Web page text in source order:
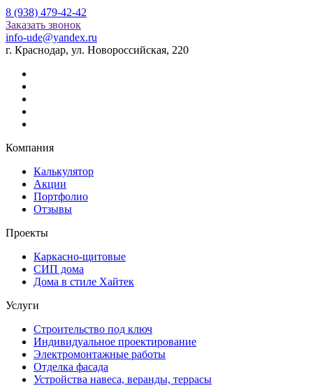
8 (938) 479-42-42
Заказать звонок
info-ude@yandex.ru
г. Краснодар, ул. Новороссийская, 220
Компания
Калькулятор
Акции
Портфолио
Отзывы
Проекты
Каркасно-щитовые
СИП дома
Дома в стиле Хайтек
Услуги
Строительство под ключ
Индивидуальное проектирование
Электромонтажные работы
Отделка фасада
Устройства навеса, веранды, террасы